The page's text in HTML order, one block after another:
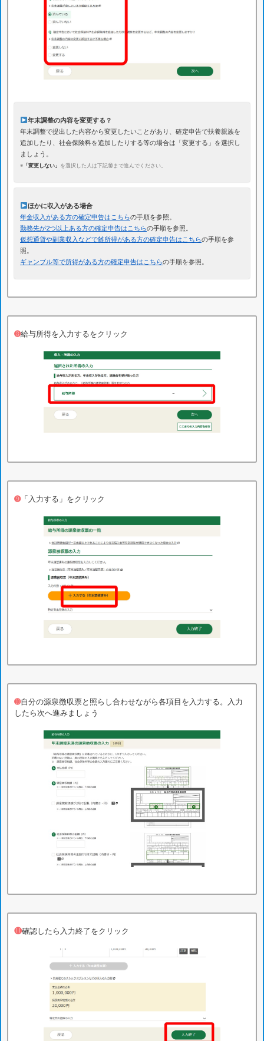
年末調整の内容を変更する？
年末調整で提出した内容から変更したいことがあり、確定申告で扶養親族を
追加したり、社会保険料を追加したりする等の場合は「変更する」を選択し
ましょう。
※ 「変更しない」 を選択した人は下記⑩まで進んでください。
ほかに収入がある場合
年金収入がある方の確定申告はこちらの手順を参照。
勤務先が2つ以上ある方の確定申告はこちらの手順を参照。
仮想通貨や副業収入などで雑所得がある方の確定申告はこちらの手順を参
照。
ギャンブル等で所得がある方の確定申告はこちらの手順を参照。
➑給与所得を入力するをクリック
➒「入力する」をクリック
➓自分の源泉徴収票と照らし合わせながら各項目を入力する。入力
したら次へ進みましょう
⓫確認したら入力終了をクリック